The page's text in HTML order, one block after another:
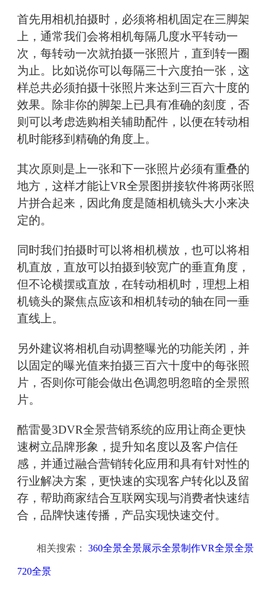
首先用相机拍摄时，必须将相机固定在三脚架
上，通常我们会将相机每隔几度水平转动一
次，每转动一次就拍摄一张照片，直到转一圈
为止。比如说你可以每隔三十六度拍一张，这
样总共必须拍摄十张照片来达到三百六十度的
效果。除非你的脚架上已具有准确的刻度，否
则可以考虑选购相关辅助配件，以便在转动相
机时能移到精确的角度上。
其次原则是上一张和下一张照片必须有重叠的
地方，这样才能让VR全景图拼接软件将两张照
片拼合起来，因此角度是随相机镜头大小来决
定的。
同时我们拍摄时可以将相机横放，也可以将相
机直放，直放可以拍摄到较宽广的垂直角度，
但不论横摆或直放，在转动相机时，理想上相
机镜头的聚焦点应该和相机转动的轴在同一垂
直线上。
另外建议将相机自动调整曝光的功能关闭，并
以固定的曝光值来拍摄三百六十度中的每张照
片，否则你可能会做出色调忽明忽暗的全景照
片。
酷雷曼3DVR全景营销系统的应用让商企更快
速树立品牌形象，提升知名度以及客户信任
感，并通过融合营销转化应用和具有针对性的
行业解决方案，更快速的实现客户转化以及留
存，帮助商家结合互联网实现与消费者快速结
合，品牌快速传播，产品实现快速交付。
相关搜索： 360全景全景展示全景制作VR全景全景
720全景